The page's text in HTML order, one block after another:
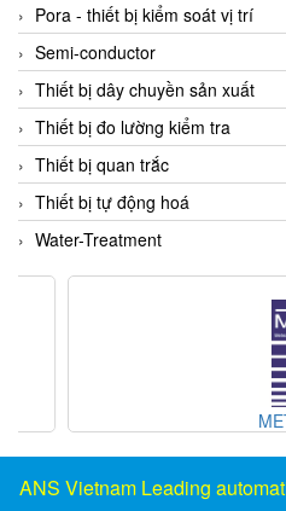
EES
EGE Elektronik
Eilersen Vietnam
Ekstrom-Carlson
Elands Cable Vietnam
Elap Vietnam
Electro Adda
Electro Industries
Electronic Design System S.R.L
Elektrogas Vietnam
Pora - thiết bị kiểm soát vị trí
Semi-conductor
Thiết bị dây chuyền sản xuất
Thiết bị đo lường kiểm tra
Thiết bị quan trắc
Thiết bị tự động hoá
Water-Treatment
METEK
ANS Vietnam Leading